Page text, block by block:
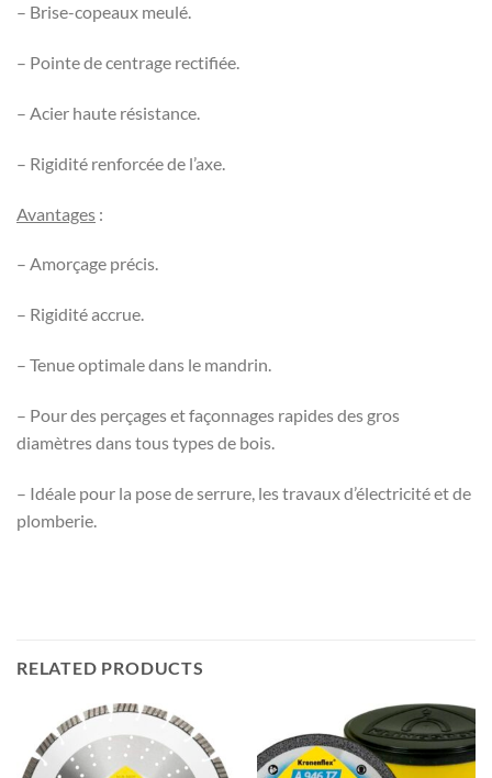
– Brise-copeaux meulé.
– Pointe de centrage rectifiée.
– Acier haute résistance.
– Rigidité renforcée de l’axe.
Avantages :
– Amorçage précis.
– Rigidité accrue.
– Tenue optimale dans le mandrin.
– Pour des perçages et façonnages rapides des gros
diamètres dans tous types de bois.
– Idéale pour la pose de serrure, les travaux d’électricité et de
plomberie.
RELATED PRODUCTS